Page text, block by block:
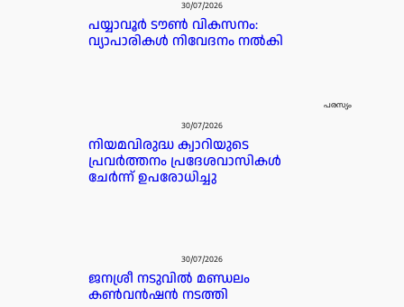
30/07/2026
പയ്യാവൂർ ടൗൺ വികസനം:
വ്യാപാരികൾ നിവേദനം നൽകി
പരസ്യം
30/07/2026
നിയമവിരുദ്ധ ക്വാറിയുടെ
പ്രവർത്തനം പ്രദേശവാസികൾ
ചേർന്ന് ഉപരോധിച്ചു
30/07/2026
ജനശ്രീ നടുവിൽ മണ്ഡലം
കൺവൻഷൻ നടത്തി